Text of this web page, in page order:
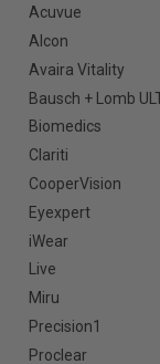
Acuvue
Alcon
Avaira Vitality
Bausch + Lomb
Biomedics
Clariti
CooperVision
Eyexpert
iWear
Live
Miru
Precision1
Proclear